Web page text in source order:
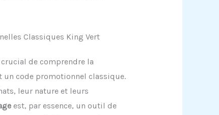
Classiques King Vert
de comprendre la
un code promotionnel classique.
leur nature et leurs
est, par essence, un outil de